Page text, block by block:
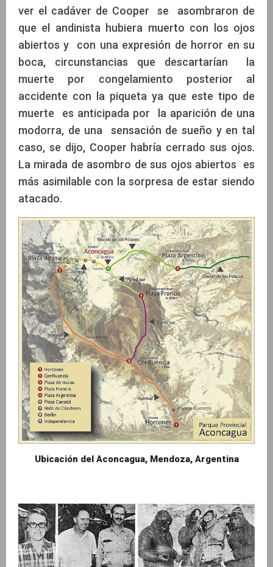
ver el cadáver de Cooper se asombraron de
que el andinista hubiera muerto con los ojos
abiertos y con una expresión de horror en su
boca, circunstancias que descartarían la
muerte por congelamiento posterior al
accidente con la piqueta ya que este tipo de
muerte es anticipada por la aparición de una
modorra, de una sensación de sueño y en tal
caso, se dijo, Cooper habría cerrado sus ojos.
La mirada de asombro de sus ojos abiertos es
más asimilable con la sorpresa de estar siendo
atacado.
Ubicación del Aconcagua, Mendoza, Argentina